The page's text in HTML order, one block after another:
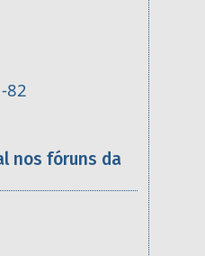
82
nos fóruns da